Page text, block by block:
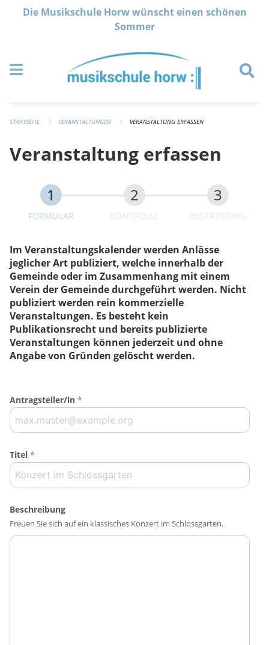
Navigation überspringen
Die Musikschule Horw wünscht einen schönen
Sommer
STARTSEITE VERANSTALTUNGEN VERANSTALTUNG ERFASSEN
Veranstaltung erfassen
FORMULAR KONTROLLE BESTÄTIGUNG
Im Veranstaltungskalender werden Anlässe
jeglicher Art publiziert, welche innerhalb der
Gemeinde oder im Zusammenhang mit einem
Verein der Gemeinde durchgeführt werden. Nicht
publiziert werden rein kommerzielle
Veranstaltungen. Es besteht kein
Publikationsrecht und bereits publizierte
Veranstaltungen können jederzeit und ohne
Angabe von Gründen gelöscht werden.
Antragsteller/in *
Titel *
Beschreibung
Freuen Sie sich auf ein klassisches Konzert im Schlossgarten.